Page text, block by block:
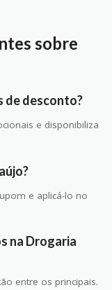
sobre
de desconto?
e disponibiliza
e aplicá-lo no
na Drogaria
entre os principais.